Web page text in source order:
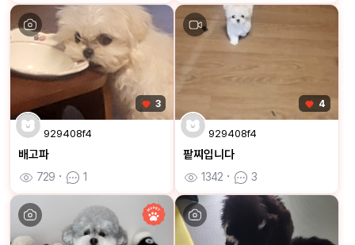
3
929408f4
배고파
729 ㆍ 1
4
929408f4
팥찌입니다
1342 ㆍ 3